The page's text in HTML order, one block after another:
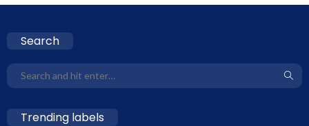
Search
Trending labels